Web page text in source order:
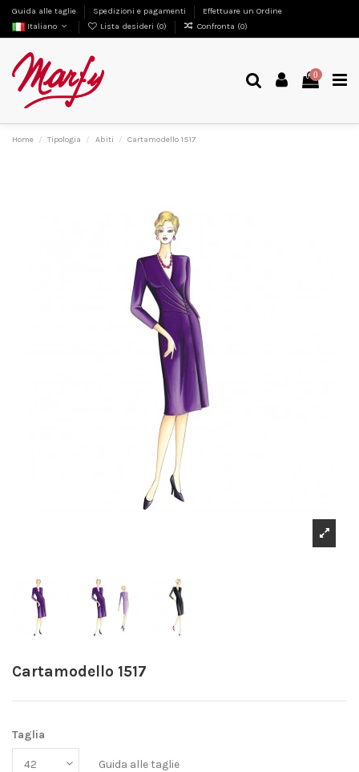
Guida alle taglie Spedizioni e pagamenti
Effettuare un Ordine
Italiano
Lista desideri (0) Confronta (0)
0
Home Tipologia Abiti Cartamodello 1517
Cartamodello 1517
Taglia
Guida alle taglie